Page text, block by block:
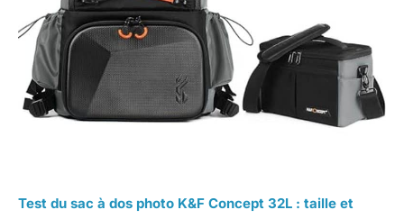
Test du sac à dos photo K&F Concept 32L : taille et